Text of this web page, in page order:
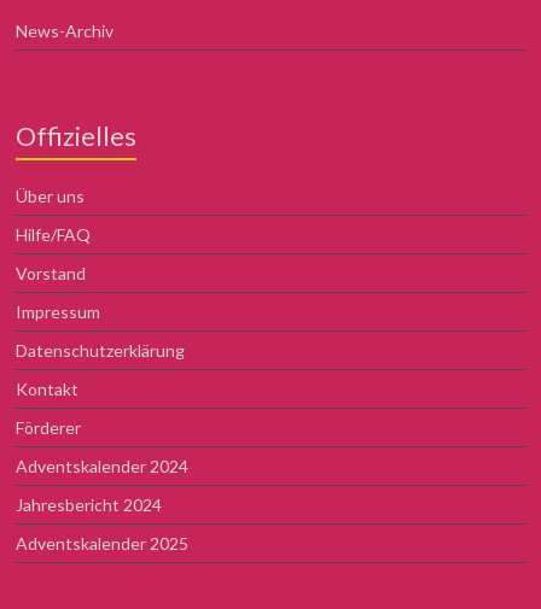
News-Archiv
Offizielles
Über uns
Hilfe/FAQ
Vorstand
Impressum
Datenschutzerklärung
Kontakt
Förderer
Adventskalender 2024
Jahresbericht 2024
Adventskalender 2025